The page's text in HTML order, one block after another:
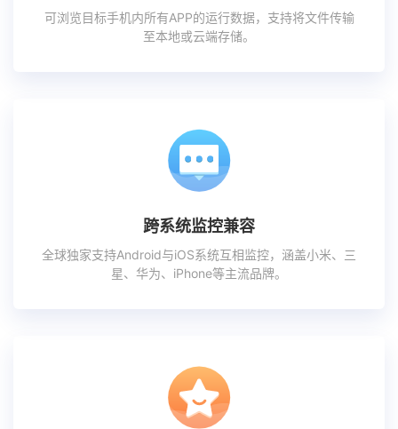
可浏览目标手机内所有APP的运行数据，支持将文件传输
至本地或云端存储。
跨系统监控兼容
全球独家支持Android与iOS系统互相监控，涵盖小米、三
星、华为、iPhone等主流品牌。